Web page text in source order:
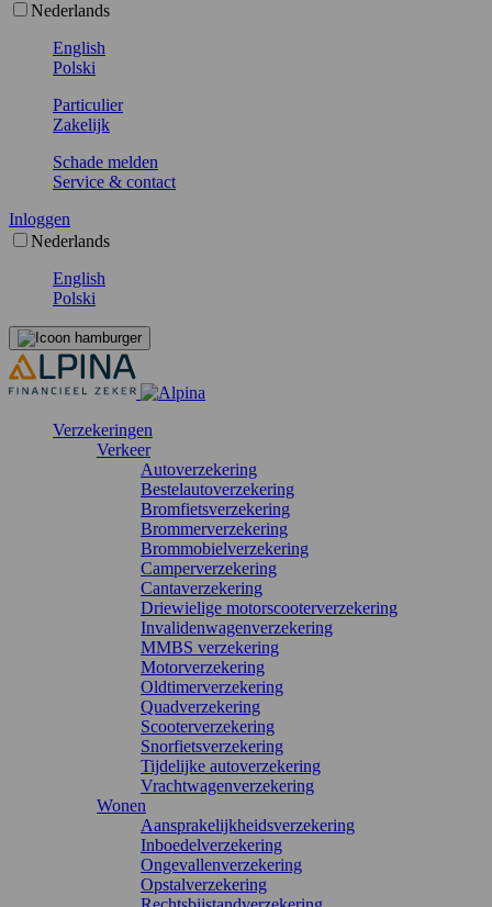
Nederlands
English
Polski
Particulier
Zakelijk
Schade melden
Service & contact
Inloggen
Nederlands
English
Polski
Verzekeringen
Verkeer
Autoverzekering
Bestelautoverzekering
Bromfietsverzekering
Brommerverzekering
Brommobielverzekering
Camperverzekering
Cantaverzekering
Driewielige motorscooterverzekering
Invalidenwagenverzekering
MMBS verzekering
Motorverzekering
Oldtimerverzekering
Quadverzekering
Scooterverzekering
Snorfietsverzekering
Tijdelijke autoverzekering
Vrachtwagenverzekering
Wonen
Aansprakelijkheidsverzekering
Inboedelverzekering
Ongevallenverzekering
Opstalverzekering